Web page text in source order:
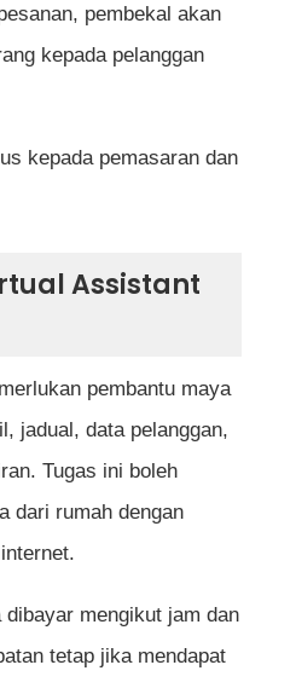
pembekal akan
kepada pelanggan
kepada pemasaran dan
Assistant
pembantu maya
jadual, data pelanggan,
Tugas ini boleh
dari rumah dengan
dibayar mengikut jam dan
tetap jika mendapat